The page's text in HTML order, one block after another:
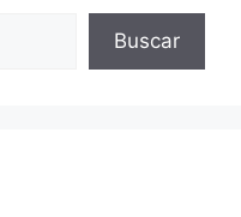
Buscar